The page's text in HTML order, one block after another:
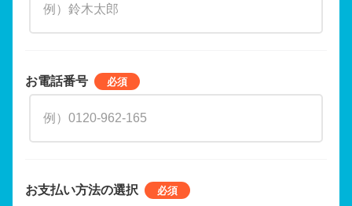
お電話番号
お支払い方法の選択